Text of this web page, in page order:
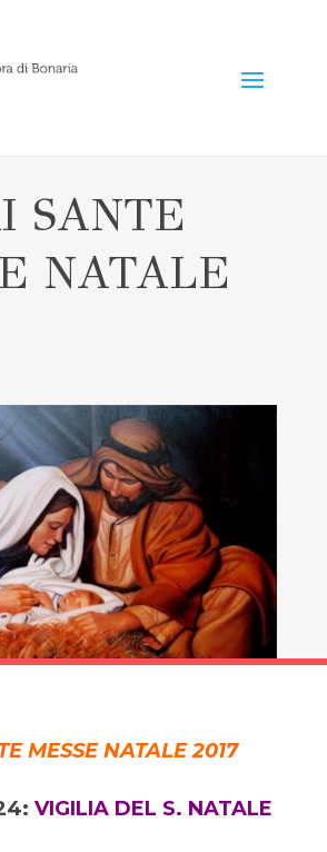
SANTE
NATALE
MESSE NATALE 2017
VIGILIA DEL S. NATALE